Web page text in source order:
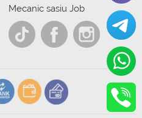
Mecanic sasiu Job